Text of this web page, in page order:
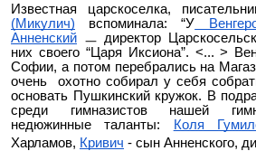
Известная царскоселка,
(Микулич) вспоминала: “У
Анненский ㅡ директор
них своего “Царя Иксиона”. <... >
Софии, а потом перебрались на
очень охотно собирал у себя
основать Пушкинский кружок. В
среди гимназистов нашей
недюжинные таланты:
Коля
Харламов, Кривич - сын Анненского,